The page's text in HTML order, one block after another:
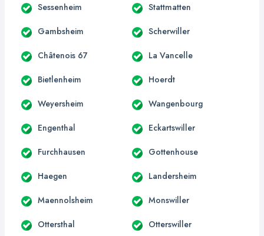
Sessenheim Stattmatten
Gambsheim Scherwiller
Châtenois 67 La Vancelle
Bietlenheim Hoerdt
Weyersheim Wangenbourg
Engenthal Eckartswiller
Furchhausen Gottenhouse
Haegen Landersheim
Maennolsheim Monswiller
Ottersthal Otterswiller